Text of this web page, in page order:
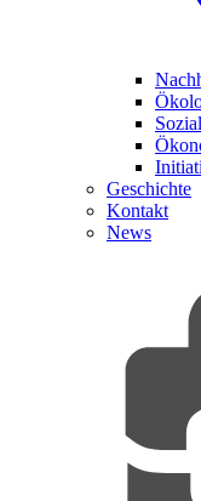
Geschichte
Kontakt
News